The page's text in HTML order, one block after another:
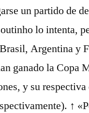
un partido de
lo intenta,
Argentina y
ganado la Copa
y su
↑